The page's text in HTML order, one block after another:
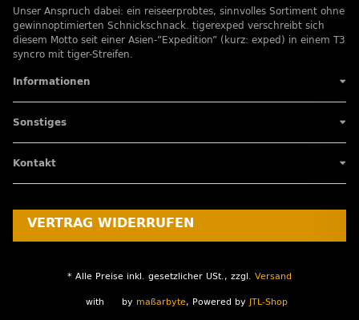
Unser Anspruch dabei: ein reiseerprobtes, sinnvolles Sortiment ohne
gewinnoptimierten Schnickschnack. tigerexped verschreibt sich
diesem Motto seit einer Asien-”Expedition” (kurz: exped) in einem T3
syncro mit tiger-Streifen.
Informationen
Sonstiges
Kontakt
VERTRAG WIDERRUFEN
* Alle Preise inkl. gesetzlicher USt., zzgl. Versand
with by maßarbyte, Powered by JTL-Shop